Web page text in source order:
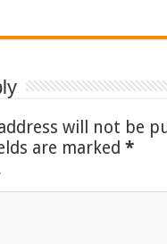
will not be
are marked*